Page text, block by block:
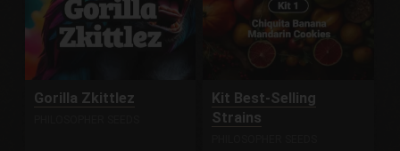
Gorilla Zkittlez
Kit Best-Selling
Strains